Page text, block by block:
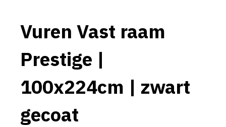
Vuren Vast raam
Prestige |
100x224cm | zwart
gecoat